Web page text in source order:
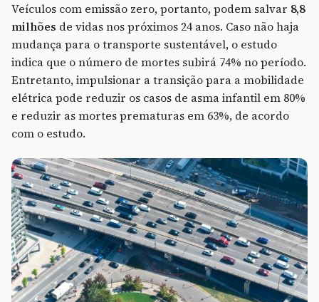
Veículos com emissão zero, portanto, podem salvar 8,8
milhões de vidas nos próximos 24 anos. Caso não haja
mudança para o transporte sustentável, o estudo
indica que o número de mortes subirá 74% no período.
Entretanto, impulsionar a transição para a mobilidade
elétrica pode reduzir os casos de asma infantil em 80%
e reduzir as mortes prematuras em 63%, de acordo
com o estudo.